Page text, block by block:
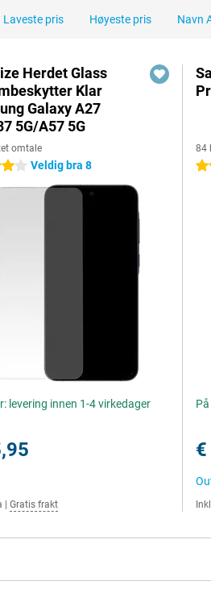
Laveste pris Høyeste pris Navn
Herdet Glass
Klar
Galaxy A27
5G/A57 5G
omtale
Veldig bra 8
levering innen 1-4 virkedager
Gratis frakt
84
5